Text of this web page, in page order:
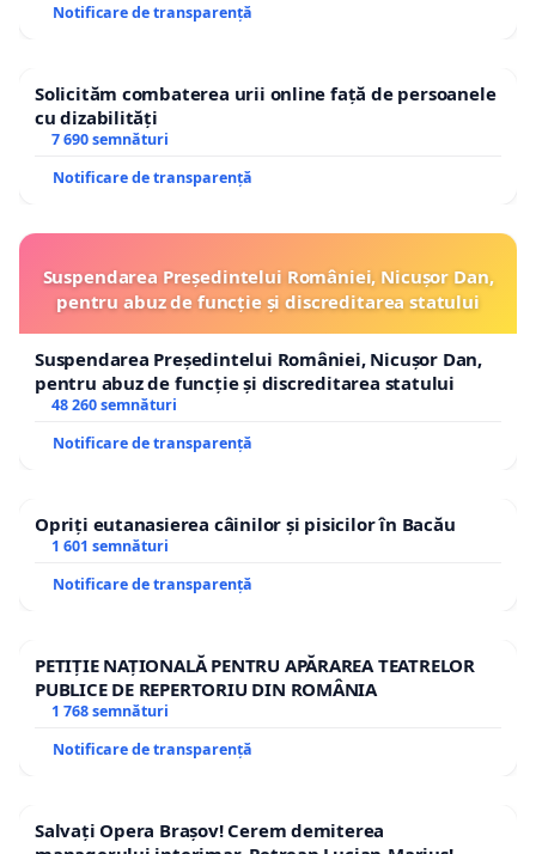
Notificare de transparență
Solicităm combaterea urii online față de persoanele
cu dizabilități
7 690 semnături
Notificare de transparență
Suspendarea Președintelui României, Nicușor Dan,
pentru abuz de funcție și discreditarea statului
Suspendarea Președintelui României, Nicușor Dan,
pentru abuz de funcție și discreditarea statului
48 260 semnături
Notificare de transparență
Opriți eutanasierea câinilor și pisicilor în Bacău
1 601 semnături
Notificare de transparență
PETIȚIE NAȚIONALĂ PENTRU APĂRAREA TEATRELOR
PUBLICE DE REPERTORIU DIN ROMÂNIA
1 768 semnături
Notificare de transparență
Salvați Opera Brașov! Cerem demiterea